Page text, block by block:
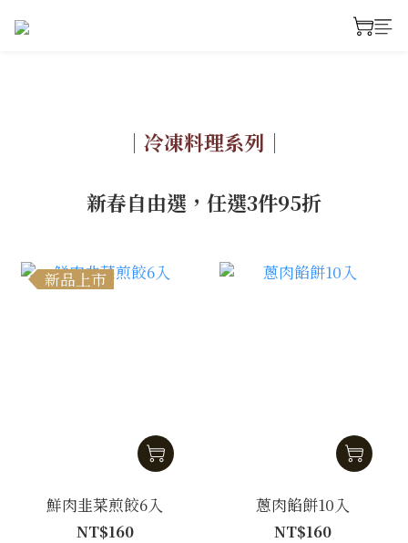
｜冷凍料理系列｜
新春自由選，任選3件95折
新品上市
鮮肉韭菜煎餃6入
NT$160
蔥肉餡餅10入
NT$160